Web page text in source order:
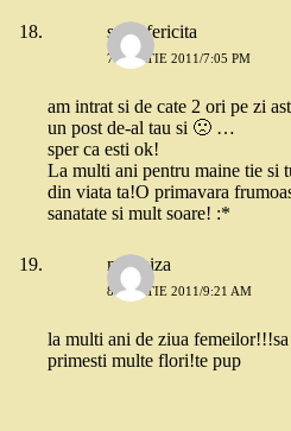
sotie fericita
7 MARTIE 2011/7:05 PM
am intrat si de cate 2 ori pe zi
un post de-al tau si 🙁 …
sper ca esti ok!
La multi ani pentru maine tie si
din viata ta!O primavara
sanatate si mult soare! :*
modniza
8 MARTIE 2011/9:21 AM
la multi ani de ziua
primesti multe flori!te pup